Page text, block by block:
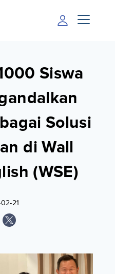
Siswa
Solusi
di Wall
(WSE)
21